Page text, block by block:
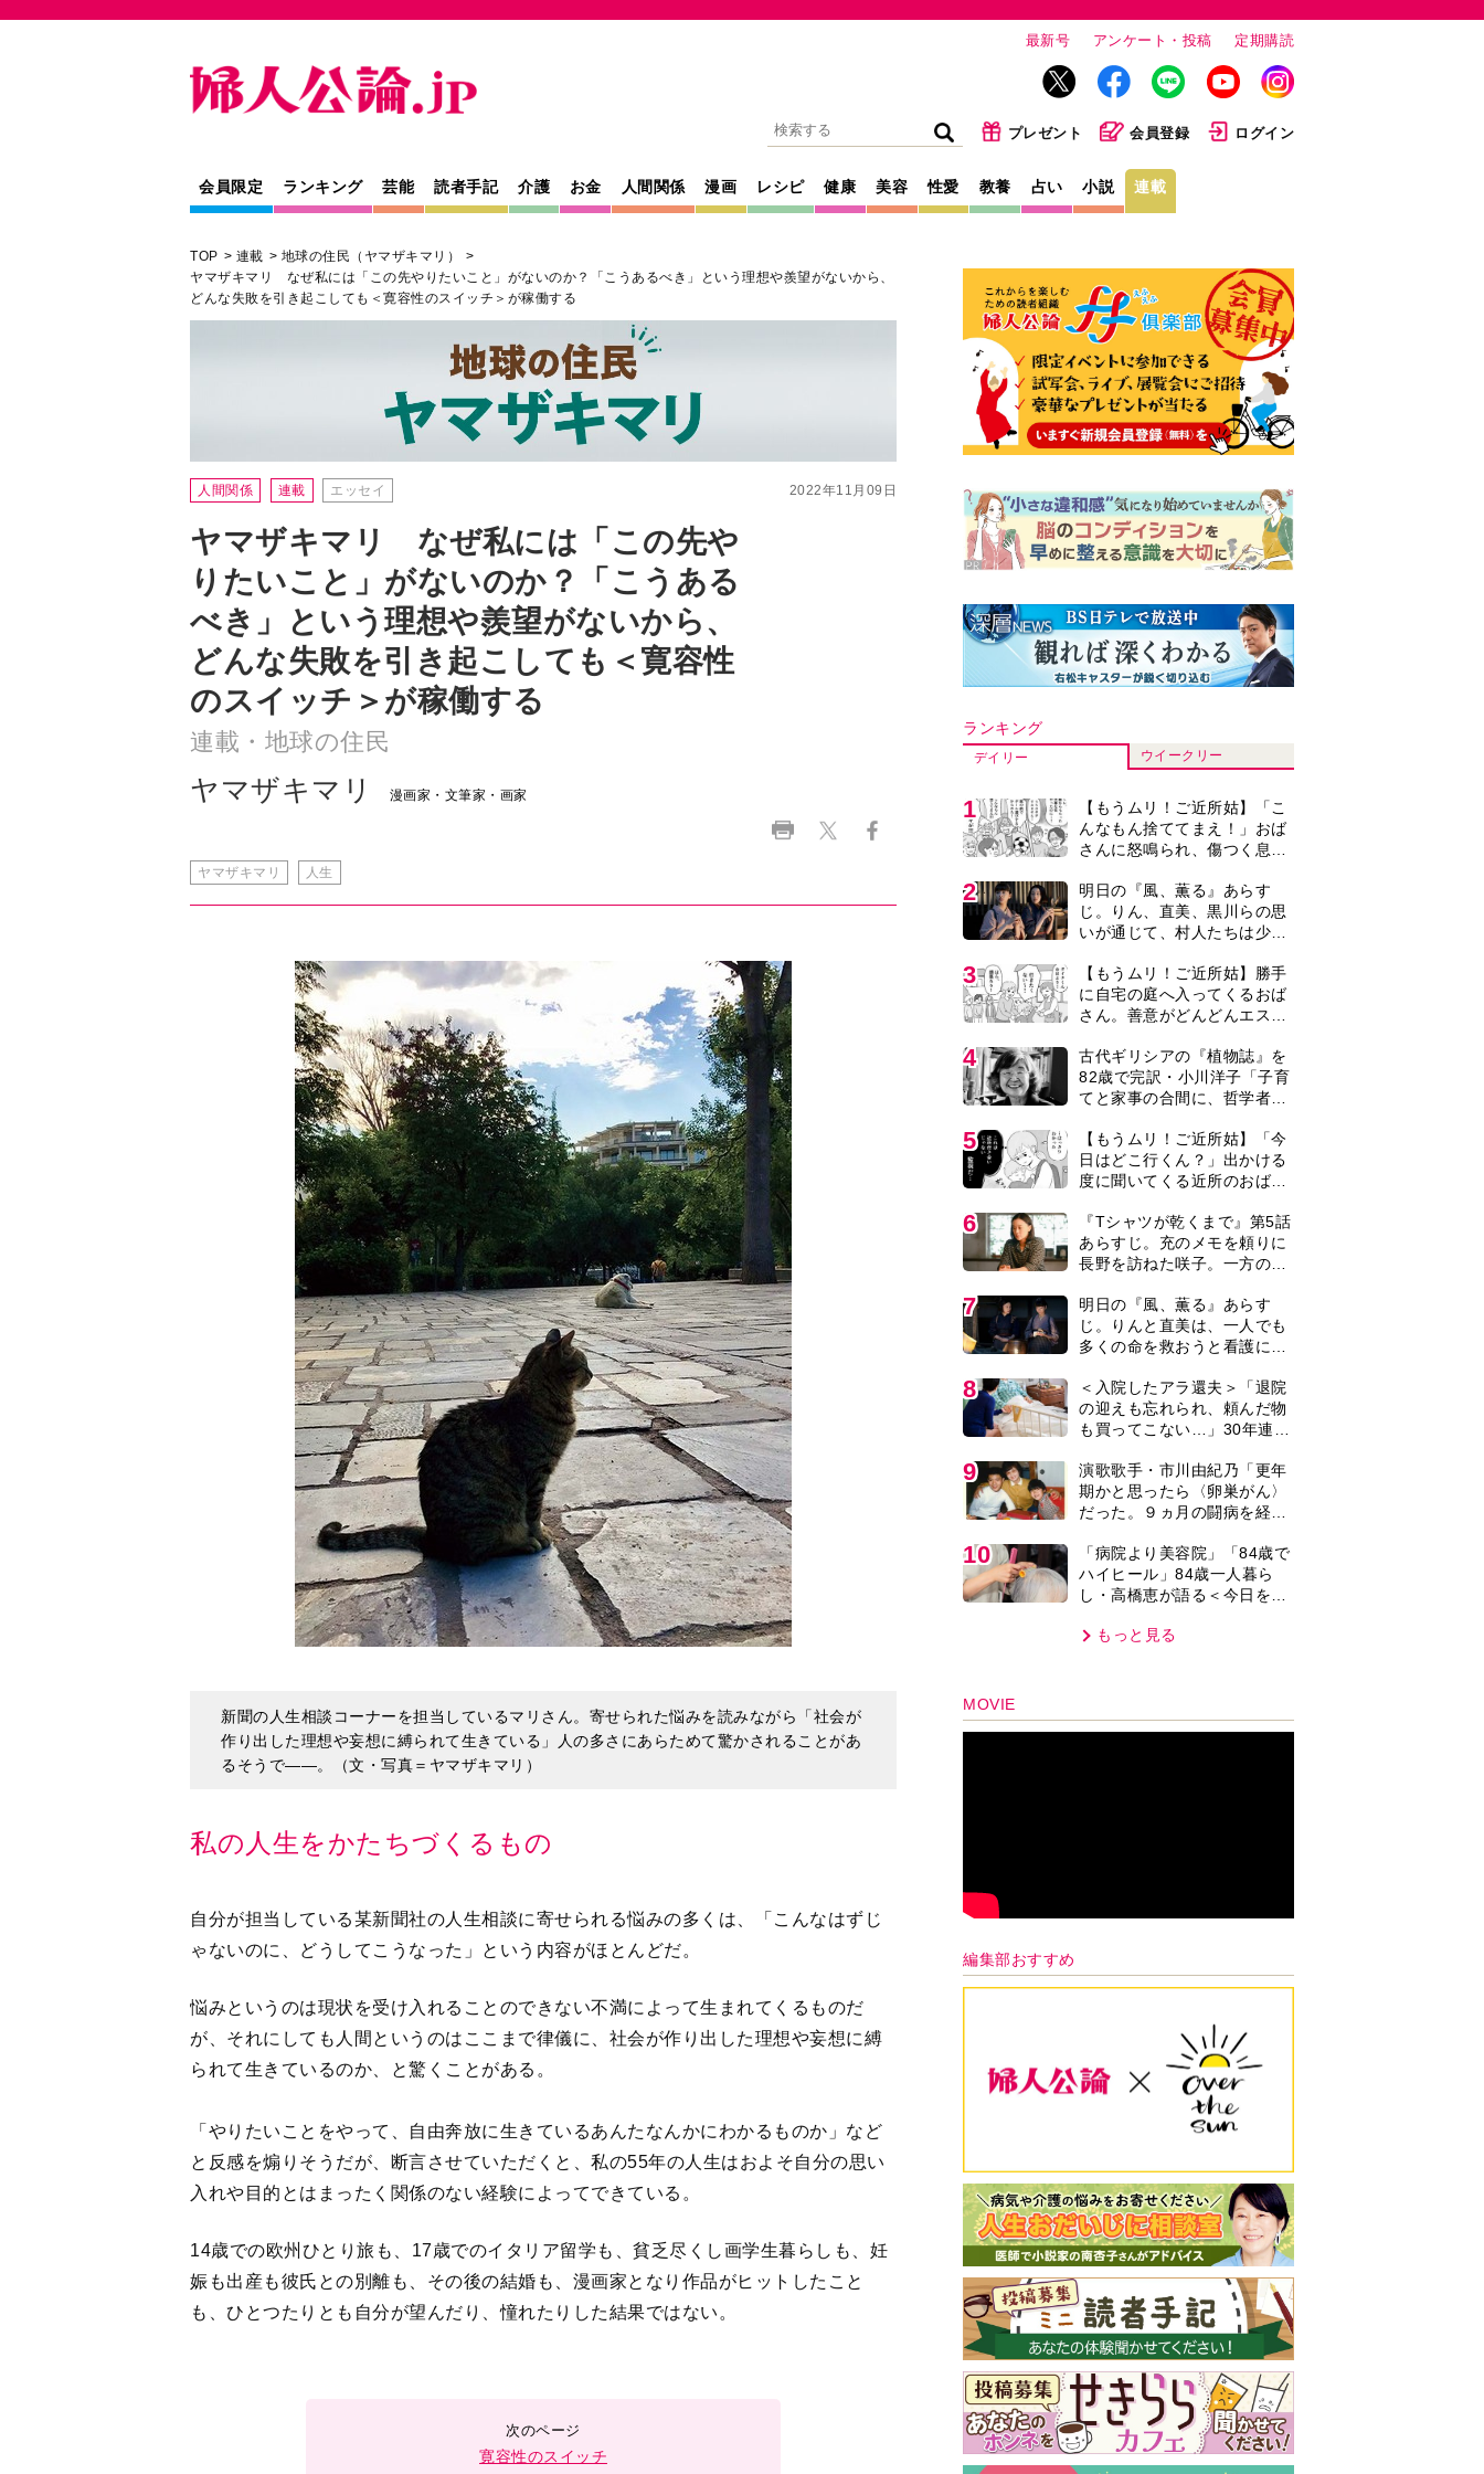
最新号 アンケート・投稿 定期購読
プレゼント 会員登録 ログイン
会員限定 ランキング 芸能 読者手記 介護 お金 人間関係 漫画 レシピ 健康 美容 性愛 教養 占い 小説 連載
TOP 連載
地球の住民（ヤマザキマリ）
ヤマザキマリ なぜ私には「この先やりたいこと」がないのか？「こうあるべき」という理想や羨望がないから、
どんな失敗を引き起こしても＜寛容性のスイッチ＞が稼働する
2022年11月09日
人間関係 連載 エッセイ
ヤマザキマリ なぜ私には「この先や
りたいこと」がないのか？「こうある
べき」という理想や羨望がないから、
どんな失敗を引き起こしても＜寛容性
のスイッチ＞が稼働する
連載・地球の住民
ヤマザキマリ 漫画家・文筆家・画家
ヤマザキマリ 人生
新聞の人生相談コーナーを担当しているマリさん。寄せられた悩みを読みながら「社会が
作り出した理想や妄想に縛られて生きている」人の多さにあらためて驚かされることがあ
るそうで――。（文・写真＝ヤマザキマリ）
私の人生をかたちづくるもの
自分が担当している某新聞社の人生相談に寄せられる悩みの多くは、「こんなはずじ
ゃないのに、どうしてこうなった」という内容がほとんどだ。
悩みというのは現状を受け入れることのできない不満によって生まれてくるものだ
が、それにしても人間というのはここまで律儀に、社会が作り出した理想や妄想に縛
られて生きているのか、と驚くことがある。
「やりたいことをやって、自由奔放に生きているあんたなんかにわかるものか」など
と反感を煽りそうだが、断言させていただくと、私の55年の人生はおよそ自分の思い
入れや目的とはまったく関係のない経験によってできている。
14歳での欧州ひとり旅も、17歳でのイタリア留学も、貧乏尽くし画学生暮らしも、妊
娠も出産も彼氏との別離も、その後の結婚も、漫画家となり作品がヒットしたこと
も、ひとつたりとも自分が望んだり、憧れたりした結果ではない。
寛容性のスイッチ
ランキング
デイリー ウイークリー
1
【もうムリ！ご近所姑】「こ
んなもん捨ててまえ！」おば
さんに怒鳴られ、傷つく息
【第3話】
2
明日の『風、薫る』あらす
じ。りん、直美、黒川らの思
いが通じて、村人たちは少し
バレあり＞
3
【もうムリ！ご近所姑】勝手
に自宅の庭へ入ってくるおば
さん。善意がどんどんエスカ
4
古代ギリシアの『植物誌』を
82歳で完訳・小川洋子「子育
てと家事の合間に、哲学者テ
年」
5
【もうムリ！ご近所姑】「今
日はどこ行くん？」出かける
度に聞いてくる近所のおばさ
まり…【第1話】
6
『Tシャツが乾くまで』第5話
あらすじ。充のメモを頼りに
長野を訪ねた咲子。一方の樹
タバレあり＞
7
明日の『風、薫る』あらす
じ。りんと直美は、一人でも
多くの命を救おうと看護に奮
タバレあり＞
8
＜入院したアラ還夫＞「退院
の迎えも忘れられ、頼んだ物
も買ってこない…」30年連れ
った時こそ助け合うのが夫婦
では」との訴えに女性たちの
反応は…
9
演歌歌手・市川由紀乃「更年
期かと思ったら〈卵巣がん〉
だった。９ヵ月の闘病を経て
紙を今も支えに」【2026上半
期BEST】
10
「病院より美容院」「84歳で
ハイヒール」84歳一人暮ら
し・高橋恵が語る＜今日を少
とは…
もっと見る
MOVIE
編集部おすすめ